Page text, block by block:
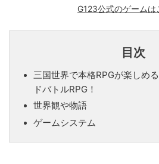
G123公式のゲームは
目次
三国世界で本格RPGが楽しめ
ドバトルRPG！
世界観や物語
ゲームシステム